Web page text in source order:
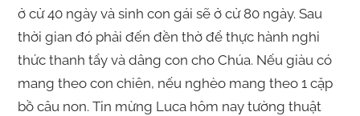
ở cử 40 ngày và sinh con gái sẽ ở cử 80 ngày. Sau
thời gian đó phải đến đền thờ để thực hành nghi
thức thanh tẩy và dâng con cho Chúa. Nếu giàu có
mang theo con chiên, nếu nghèo mang theo 1 cặp
bồ câu non. Tin mừng Luca hôm nay tường thuật